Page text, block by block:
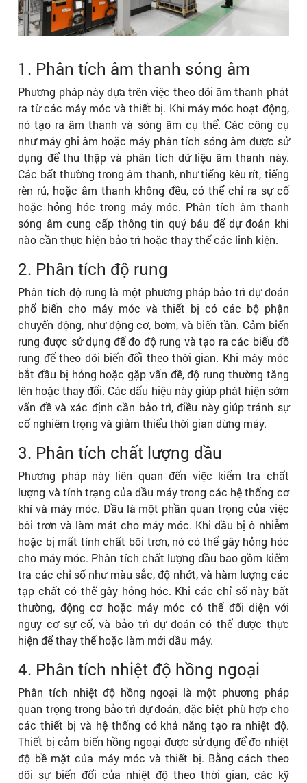
1. Phân tích âm thanh sóng âm
Phương pháp này dựa trên việc theo dõi âm thanh phát
ra từ các máy móc và thiết bị. Khi máy móc hoạt động,
nó tạo ra âm thanh và sóng âm cụ thể. Các công cụ
như máy ghi âm hoặc máy phân tích sóng âm được sử
dụng để thu thập và phân tích dữ liệu âm thanh này.
Các bất thường trong âm thanh, như tiếng kêu rít, tiếng
rèn rú, hoặc âm thanh không đều, có thể chỉ ra sự cố
hoặc hỏng hóc trong máy móc. Phân tích âm thanh
sóng âm cung cấp thông tin quý báu để dự đoán khi
nào cần thực hiện bảo trì hoặc thay thế các linh kiện.
2. Phân tích độ rung
Phân tích độ rung là một phương pháp bảo trì dự đoán
phổ biến cho máy móc và thiết bị có các bộ phận
chuyển động, như động cơ, bơm, và biến tần. Cảm biến
rung được sử dụng để đo độ rung và tạo ra các biểu đồ
rung để theo dõi biến đổi theo thời gian. Khi máy móc
bắt đầu bị hỏng hoặc gặp vấn đề, độ rung thường tăng
lên hoặc thay đổi. Các dấu hiệu này giúp phát hiện sớm
vấn đề và xác định cần bảo trì, điều này giúp tránh sự
cố nghiêm trọng và giảm thiểu thời gian dừng máy.
3. Phân tích chất lượng dầu
Phương pháp này liên quan đến việc kiểm tra chất
lượng và tính trạng của dầu máy trong các hệ thống cơ
khí và máy móc. Dầu là một phần quan trọng của việc
bôi trơn và làm mát cho máy móc. Khi dầu bị ô nhiễm
hoặc bị mất tính chất bôi trơn, nó có thể gây hỏng hóc
cho máy móc. Phân tích chất lượng dầu bao gồm kiểm
tra các chỉ số như màu sắc, độ nhớt, và hàm lượng các
tạp chất có thể gây hỏng hóc. Khi các chỉ số này bất
thường, động cơ hoặc máy móc có thể đối diện với
nguy cơ sự cố, và bảo trì dự đoán có thể được thực
hiện để thay thế hoặc làm mới dầu máy.
4. Phân tích nhiệt độ hồng ngoại
Phân tích nhiệt độ hồng ngoại là một phương pháp
quan trọng trong bảo trì dự đoán, đặc biệt phù hợp cho
các thiết bị và hệ thống có khả năng tạo ra nhiệt độ.
Thiết bị cảm biến hồng ngoại được sử dụng để đo nhiệt
độ bề mặt của máy móc và thiết bị. Bằng cách theo
dõi sự biến đổi của nhiệt độ theo thời gian, các kỹ